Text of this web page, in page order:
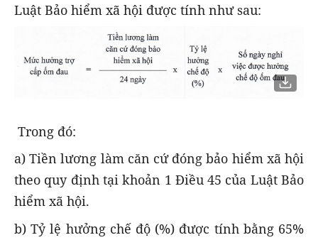
Luật Bảo hiểm xã hội được tính như sau:
Trong đó:
a) Tiền lương làm căn cứ đóng bảo hiểm xã hội
theo quy định tại khoản 1 Điều 45 của Luật Bảo
hiểm xã hội.
b) Tỷ lệ hưởng chế độ (%) được tính bằng 65%